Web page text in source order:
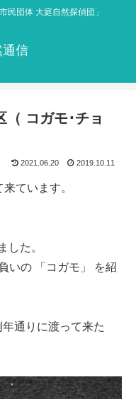
民団体 大庭自然探偵団」
通信
（ コガモ･チョ
2021.06.20 2019.10.11
ています。
した。
いの 「コガモ」 を紹
通りに渡って来た